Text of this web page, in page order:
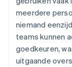
meerdere
niemand
teams kunnen
goedkeuren,
uitgaande